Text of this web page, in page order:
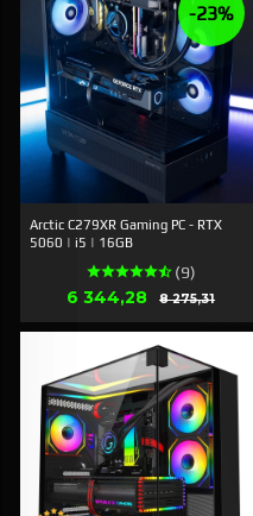
Arctic C279XR Gaming PC - RTX
5060 | i5 | 16GB
(9)
Tilbud
6 344,28 8 275,31Rabat
-23%